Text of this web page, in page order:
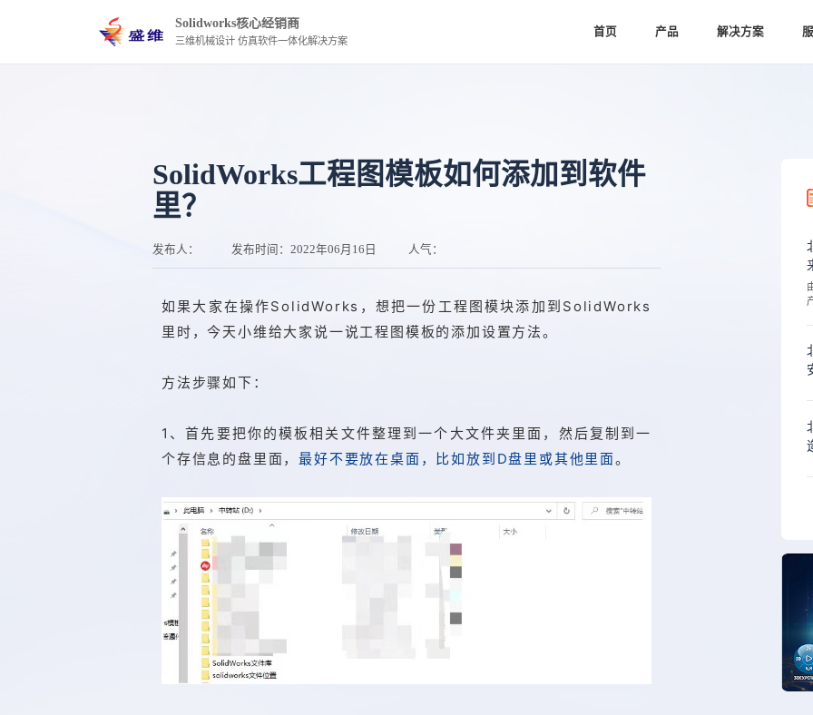
Solidworks核心经销商
三维机械设计 仿真软件一体化解决方案
首页 产品 解决方案
SolidWorks工程图模板如何添加到软件
里？
发布人： 发布时间： 2022年06月16日 人气：
如果大家在操作SolidWorks，想把一份工程图模块添加到SolidWorks
里时，今天小维给大家说一说工程图模板的添加设置方法。
方法步骤如下：
1、首先要把你的模板相关文件整理到一个大文件夹里面，然后复制到一
个存信息的盘里面，最好不要放在桌面，比如放到D盘里或其他里面。